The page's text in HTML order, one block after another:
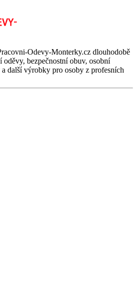
Odevy-Monterky.cz dlouhodobě
bezpečnostní obuv, osobní
další výrobky pro osoby z profesních